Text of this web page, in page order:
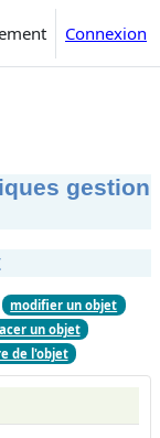
Connexion
gestion
modifier un objet
un objet
de l'objet